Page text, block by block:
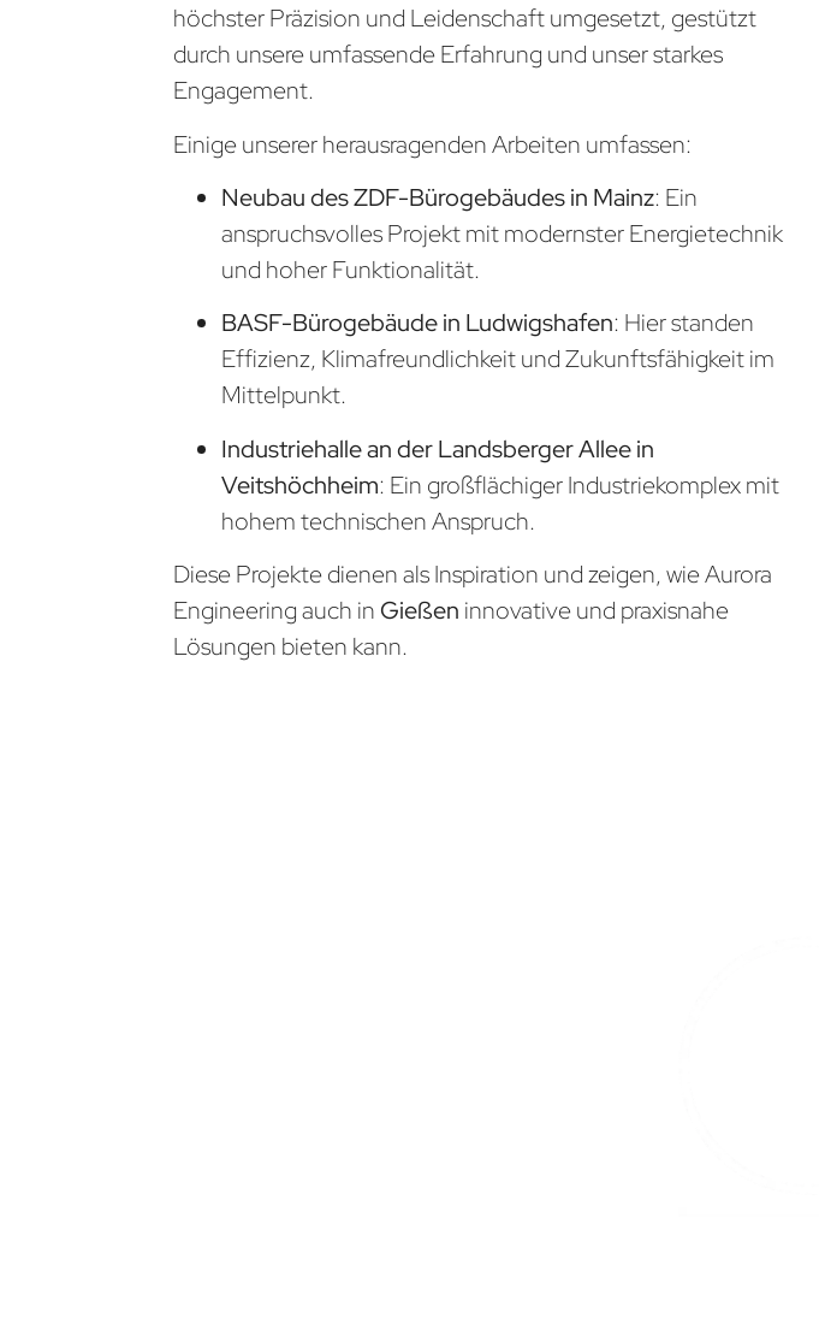
höchster Präzision und Leidenschaft umgesetzt, gestützt
durch unsere umfassende Erfahrung und unser starkes
Engagement.
Einige unserer herausragenden Arbeiten umfassen:
Neubau des ZDF-Bürogebäudes in Mainz: Ein
anspruchsvolles Projekt mit modernster Energietechnik
und hoher Funktionalität.
BASF-Bürogebäude in Ludwigshafen: Hier standen
Effizienz, Klimafreundlichkeit und Zukunftsfähigkeit im
Mittelpunkt.
Industriehalle an der Landsberger Allee in
Veitshöchheim: Ein großflächiger Industriekomplex mit
hohem technischen Anspruch.
Diese Projekte dienen als Inspiration und zeigen, wie Aurora
Engineering auch in Gießen innovative und praxisnahe
Lösungen bieten kann.